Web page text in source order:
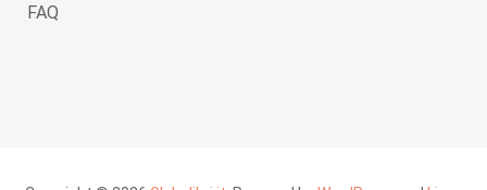
FAQ